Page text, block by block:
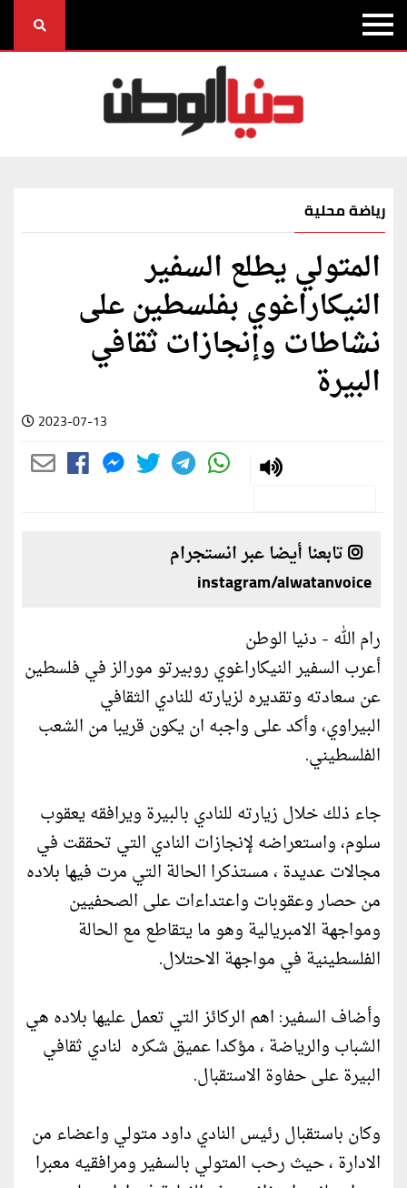
رياضة محلية
المتولي يطلع السفير
النيكاراغوي بفلسطين على
نشاطات وإنجازات ثقافي
البيرة
2023-07-13
تابعنا أيضا عبر انستجرام
instagram/alwatanvoice
رام الله - دنيا الوطن
أعرب السفير النيكاراغوي روبيرتو مورالز في فلسطين
عن سعادته وتقديره لزيارته للنادي الثقافي
البيراوي، وأكد على واجبه ان يكون قريبا من الشعب
الفلسطيني.
جاء ذلك خلال زيارته للنادي بالبيرة ويرافقه يعقوب
سلوم، واستعراضه لإنجازات النادي التي تحققت في
مجالات عديدة ، مستذكرا الحالة التي مرت فيها بلاده
من حصار وعقوبات واعتداءات على الصحفيين
ومواجهة الامبريالية وهو ما يتقاطع مع الحالة
الفلسطينية في مواجهة الاحتلال.
وأضاف السفير: اهم الركائز التي تعمل عليها بلاده هي
الشباب والرياضة ، مؤكدا عميق شكره لنادي ثقافي
البيرة على حفاوة الاستقبال.
وكان باستقبال رئيس النادي داود متولي واعضاء من
الادارة ، حيث رحب المتولي بالسفير ومرافقيه معبرا